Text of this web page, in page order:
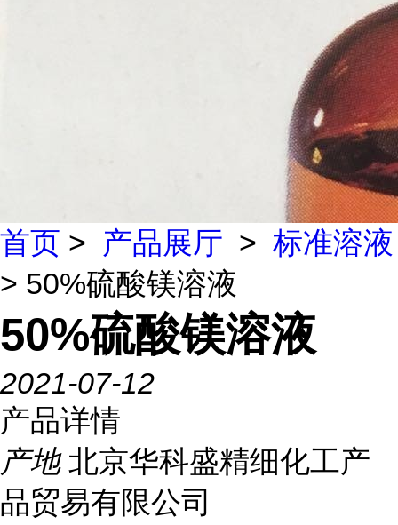
首页 > 产品展厅 > 标准溶液
> 50%硫酸镁溶液
50%硫酸镁溶液
2021-07-12
产品详情
产地 北京华科盛精细化工产
品贸易有限公司